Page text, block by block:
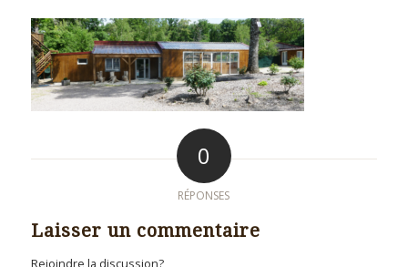
0
RÉPONSES
Laisser un commentaire
Rejoindre la discussion?